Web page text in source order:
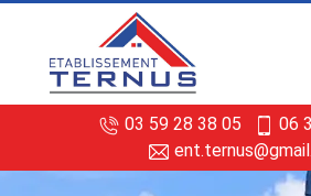
03 59 28 38 05
06